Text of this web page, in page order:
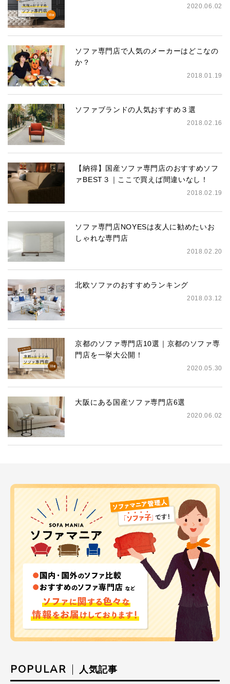
2020.06.02
ソファ専門店で人気のメーカーはどこなの
か？
2018.01.19
ソファブランドの人気おすすめ３選
2018.02.16
【納得】国産ソファ専門店のおすすめソフ
ァBEST３｜ここで買えば間違いなし！
2018.02.19
ソファ専門店NOYESは友人に勧めたいお
しゃれな専門店
2018.02.20
北欧ソファのおすすめランキング
2018.03.12
京都のソファ専門店10選｜京都のソファ専
門店を一挙大公開！
2020.05.30
大阪にある国産ソファ専門店6選
2020.06.02
POPULAR 人気記事